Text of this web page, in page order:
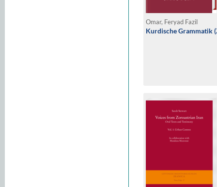
Omar, Feryad Fazil
Kurdische Grammatik